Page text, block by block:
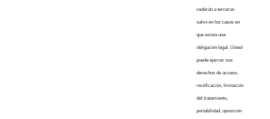
cederán a terceros
salvo en los casos en
que exista una
obligación legal. Usted
puede ejercer sus
derechos de acceso,
rectificación, limitación
del tratamiento,
portabilidad, oposición